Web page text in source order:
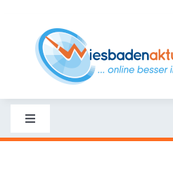
content
Toggle
Navigation